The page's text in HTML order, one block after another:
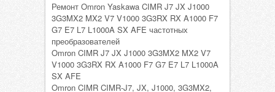
Ремонт Omron Yaskawa CIMR J7 JX J1000
3G3MX2 MX2 V7 V1000 3G3RX RX A1000 F7
G7 E7 L7 L1000A SX AFE частотных
преобразователей
Omron CIMR J7 JX J1000 3G3MX2 MX2 V7
V1000 3G3RX RX A1000 F7 G7 E7 L7 L1000A
SX AFE
Omron CIMR CIMR-J7, JX, J1000, 3G3MX2,